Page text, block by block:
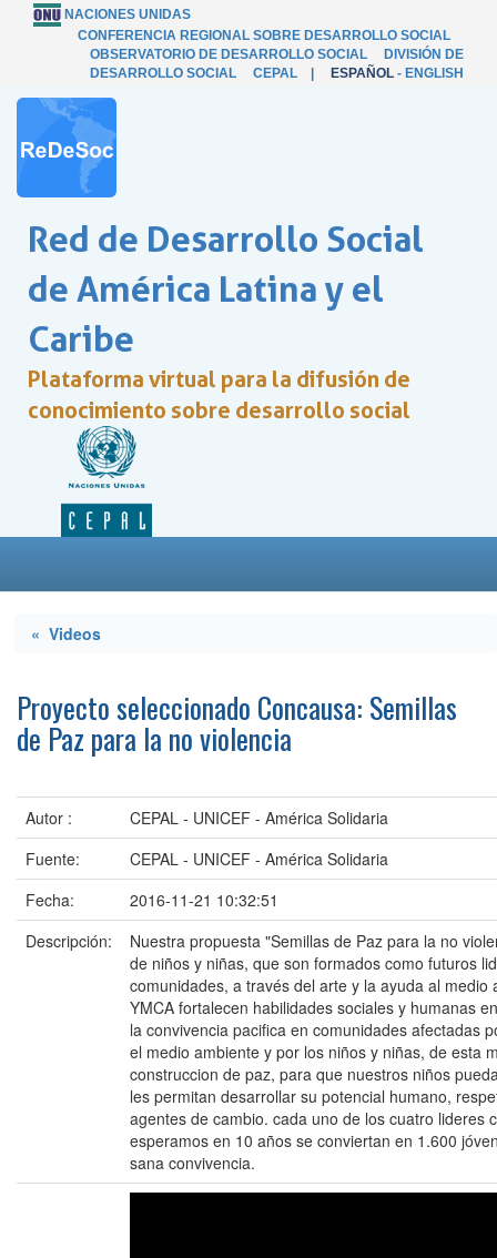
NACIONES UNIDAS
CONFERENCIA REGIONAL SOBRE DESARROLLO SOCIAL
OBSERVATORIO DE DESARROLLO SOCIAL
DIVISIÓN DE
DESARROLLO SOCIAL
CEPAL ESPAÑOL - ENGLISH
Red de Desarrollo Social
de América Latina y el
Caribe
Plataforma virtual para la difusión de
conocimiento sobre desarrollo social
« Videos
Proyecto seleccionado Concausa: Semillas
de Paz para la no violencia
Autor :
CEPAL - UNICEF - América Solidaria
Fuente:
CEPAL - UNICEF - América Solidaria
Fecha:
2016-11-21 10:32:51
Descripción:
Nuestra propuesta "Semillas de Paz para la no
de niños y niñas, que son formados como futuros
comunidades, a través del arte y la ayuda al
YMCA fortalecen habilidades sociales y humanas
la convivencia pacifica en comunidades afectadas
el medio ambiente y por los niños y niñas, de esta
construccion de paz, para que nuestros niños
les permitan desarrollar su potencial humano,
agentes de cambio. cada uno de los cuatro lideres
esperamos en 10 años se conviertan en 1.600
sana convivencia.